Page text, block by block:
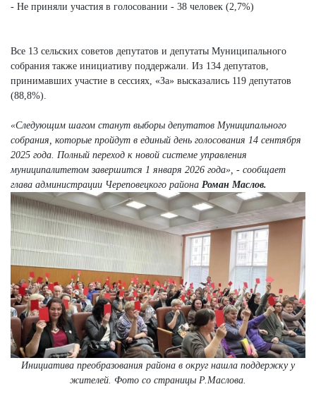
- Не приняли участия в голосовании - 38 человек (2,7%)
Все 13 сельских советов депутатов и депутаты Муниципального
собрания также инициативу поддержали. Из 134 депутатов,
принимавших участие в сессиях, «За» высказались 119 депутатов
(88,8%).
«Следующим шагом станут выборы депутатов Муниципального
собрания, которые пройдут в единый день голосования 14 сентября
2025 года. Полный переход к новой системе управления
муниципалитетом завершится 1 января 2026 года», - сообщает
глава администрации Череповецкого района Роман Маслов.
Инициатива преобразования района в округ нашла поддержку у
жителей. Фото со страницы Р.Маслова.